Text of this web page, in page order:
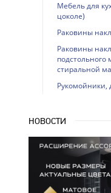
Мебель для
цоколе)
Раковины
Раковины
стиральной
НОВОСТИ